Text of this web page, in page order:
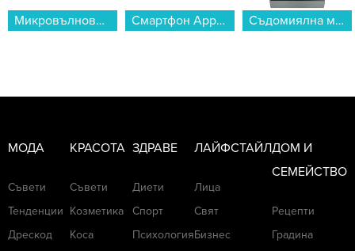
Микровълнова фурна Samsung MS23K3513AK/OL , 23 Литри, 800 W... Смартфон Apple iPhone 17 256GB White mg6k4 , 256 GB, 8 GB... Съдомиялна машина Hotpoint-Ariston HSFO 3T235 WC X , 10 комплекта, D...
МОДА
Съвети
Тенденции
Дрескод
КРАСОТА
Съвети
Козметика
Коса
ЗДРАВЕ
Диети
Спорт
Психология
ЛАЙФСТАЙЛ
Лица
Свят
Бизнес
ДОМ И
СЕМЕЙСТВО
Рецепти
Градина